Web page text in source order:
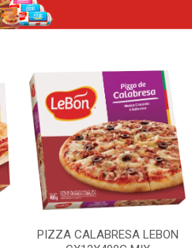
PIZZA CALABRESA LEBON